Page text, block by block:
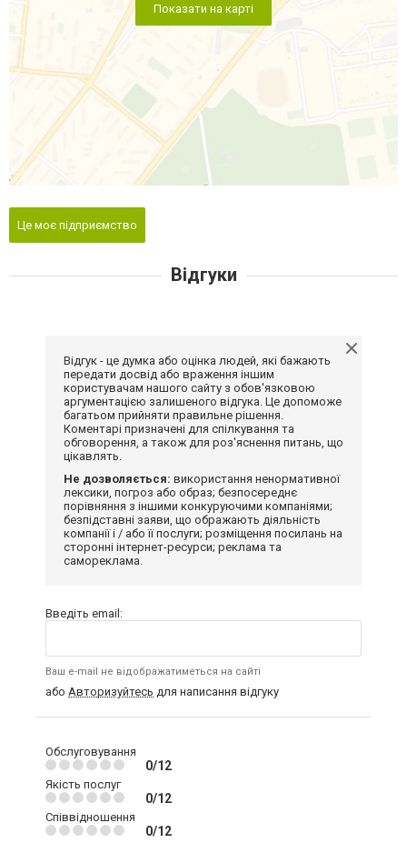
Показати на карті
Це моє підприємство
Відгуки
Відгук - це думка або оцінка людей, які бажають
передати досвід або враження іншим
користувачам нашого сайту з обов'язковою
аргументацією залишеного відгука. Це допоможе
багатьом прийняти правильне рішення.
Коментарі призначені для спілкування та
обговорення, а також для роз'яснення питань, що
цікавлять.
Не дозволяється: використання ненормативної
лексики, погроз або образ; безпосереднє
порівняння з іншими конкуруючими компаніями;
безпідставні заяви, що ображають діяльність
компанії і / або її послуги; розміщення посилань на
сторонні інтернет-ресурси; реклама та
самореклама.
Введіть email:
Ваш e-mail не відображатиметься на сайті
або Авторизуйтесь для написання відгуку
Обслуговування
0/12
Якість послуг
0/12
Співвідношення
0/12